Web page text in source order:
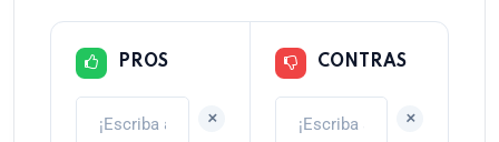
PROS
+
CONTRAS
+